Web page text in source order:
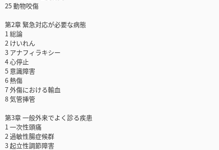
25 動物咬傷
第2章 緊急対応が必要な病態
1 総論
2 けいれん
3 アナフィラキシー
4 心停止
5 意識障害
6 熱傷
7 外傷における輸血
8 気管挿管
第3章 一般外来でよく診る疾患
1 一次性頭痛
2 過敏性腸症候群
3 起立性調節障害